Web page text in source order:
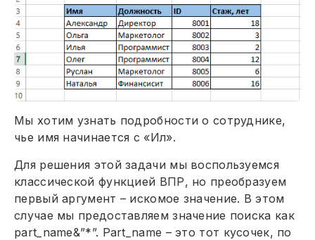
Мы хотим узнать подробности о сотруднике,
чье имя начинается с «Ил».
Для решения этой задачи мы воспользуемся
классической функцией ВПР, но преобразуем
первый аргумент – искомое значение. В этом
случае мы предоставляем значение поиска как
part_name&”*”. Part_name – это тот кусочек, по